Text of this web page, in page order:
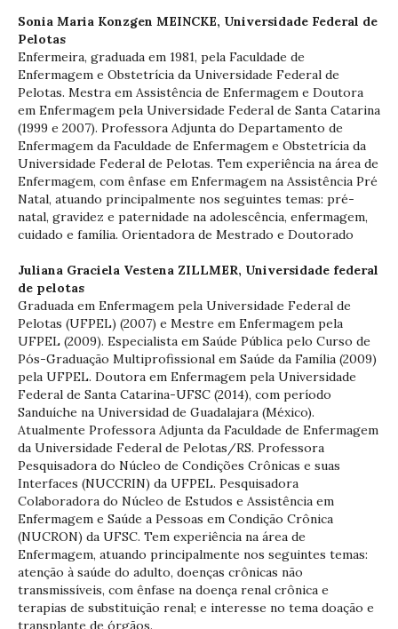
Sonia Maria Konzgen MEINCKE, Universidade Federal de
Pelotas
Enfermeira, graduada em 1981, pela Faculdade de
Enfermagem e Obstetrícia da Universidade Federal de
Pelotas. Mestra em Assistência de Enfermagem e Doutora
em Enfermagem pela Universidade Federal de Santa Catarina
(1999 e 2007). Professora Adjunta do Departamento de
Enfermagem da Faculdade de Enfermagem e Obstetrícia da
Universidade Federal de Pelotas. Tem experiência na área de
Enfermagem, com ênfase em Enfermagem na Assistência Pré
Natal, atuando principalmente nos seguintes temas: pré-
natal, gravidez e paternidade na adolescência, enfermagem,
cuidado e família. Orientadora de Mestrado e Doutorado
Juliana Graciela Vestena ZILLMER, Universidade federal
de pelotas
Graduada em Enfermagem pela Universidade Federal de
Pelotas (UFPEL) (2007) e Mestre em Enfermagem pela
UFPEL (2009). Especialista em Saúde Pública pelo Curso de
Pós-Graduação Multiprofissional em Saúde da Família (2009)
pela UFPEL. Doutora em Enfermagem pela Universidade
Federal de Santa Catarina-UFSC (2014), com período
Sanduíche na Universidad de Guadalajara (México).
Atualmente Professora Adjunta da Faculdade de Enfermagem
da Universidade Federal de Pelotas/RS. Professora
Pesquisadora do Núcleo de Condições Crônicas e suas
Interfaces (NUCCRIN) da UFPEL. Pesquisadora
Colaboradora do Núcleo de Estudos e Assistência em
Enfermagem e Saúde a Pessoas em Condição Crônica
(NUCRON) da UFSC. Tem experiência na área de
Enfermagem, atuando principalmente nos seguintes temas:
atenção à saúde do adulto, doenças crônicas não
transmissíveis, com ênfase na doença renal crônica e
terapias de substituição renal; e interesse no tema doação e
transplante de órgãos.